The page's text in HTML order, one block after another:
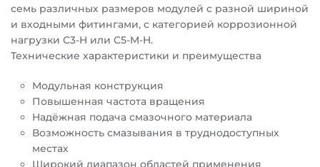
семь различных размеров модулей с разной шириной
и входными фитингами, с категорией коррозионной
нагрузки C3-H или C5-M-H.
Технические характеристики и преимущества
Модульная конструкция
Повышенная частота вращения
Надёжная подача смазочного материала
Возможность смазывания в труднодоступных
местах
Широкий диапазон областей применения